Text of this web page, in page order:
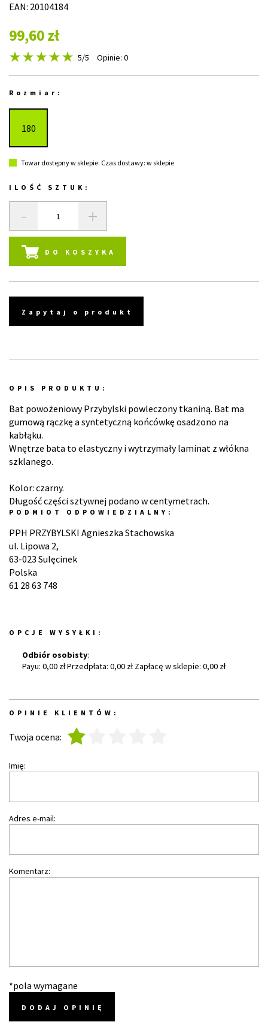
EAN: 20104184
99,60 zł
5/5 Opinie: 0
Rozmiar:
180
Towar dostępny w sklepie. Czas dostawy: w sklepie
ILOŚĆ SZTUK:
- +
DO KOSZYKA
Zapytaj o produkt
OPIS PRODUKTU:
Bat powożeniowy Przybylski powleczony tkaniną. Bat ma
gumową rączkę a syntetyczną końcówkę osadzono na
kabłąku.
Wnętrze bata to elastyczny i wytrzymały laminat z włókna
szklanego.
Kolor: czarny.
Długość części sztywnej podano w centymetrach.
PODMIOT ODPOWIEDZIALNY:
PPH PRZYBYLSKI Agnieszka Stachowska
ul. Lipowa 2,
63-023 Sulęcinek
Polska
61 28 63 748
OPCJE WYSYŁKI:
Odbiór osobisty:
Payu: 0,00 zł Przedpłata: 0,00 zł Zapłacę w sklepie: 0,00 zł
OPINIE KLIENTÓW:
Twoja ocena:
Imię:
Adres e-mail:
Komentarz:
*pola wymagane
DODAJ OPINIĘ